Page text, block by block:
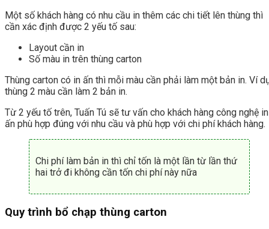
Một số khách hàng có nhu cầu in thêm các chi tiết lên thùng thì
cần xác định được 2 yếu tố sau:
Layout cần in
Số màu in trên thùng carton
Thùng carton có in ấn thì mỗi màu cần phải làm một bản in. Ví
thùng 2 màu cần làm 2 bản in.
Từ 2 yếu tố trên, Tuấn Tú sẽ tư vấn cho khách hàng công nghệ in
ấn phù hợp đúng với nhu cầu và phù hợp với chi phí khách hàng.
Chi phí làm bản in thì chỉ tốn là một lần từ lần thứ
hai trở đi không cần tốn chi phí này nữa
Quy trình bổ chạp thùng carton